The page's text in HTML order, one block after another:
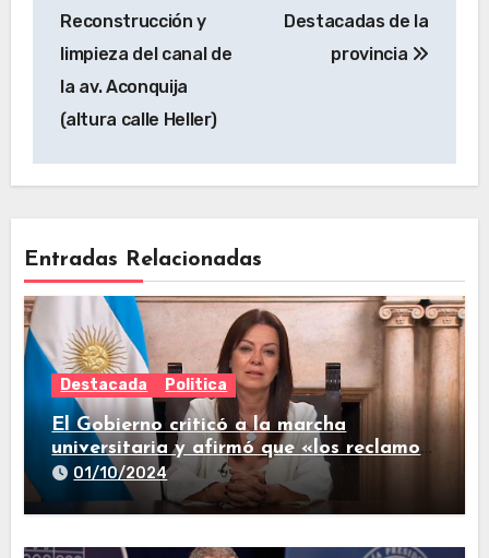
Reconstrucción y
limpieza del canal de
la av. Aconquija
(altura calle Heller)
Destacadas de la
provincia
Entradas Relacionadas
Destacada Politica
El Gobierno criticó a la marcha
universitaria y afirmó que «los reclamos
están todos resueltos»
01/10/2024